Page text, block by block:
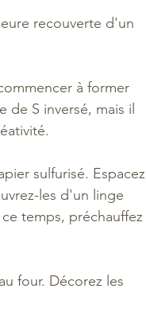
recouverte d'un
à former
S inversé, mais il
sulfurisé. Espacez
les d'un linge
temps, préchauffez
four. Décorez les